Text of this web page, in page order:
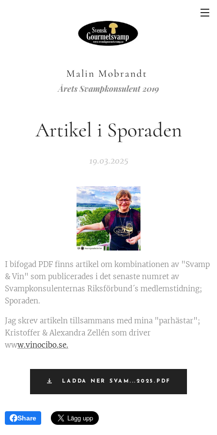
Malin Mobrandt
Årets Svampkonsulent 2019
Artikel i Sporaden
19.03.2025
I bifogad PDF finns artikel om kombinationen av "Svamp
& Vin" som publicerades i det senaste numret av
Svampkonsulenternas Riksförbund´s medlemstidning;
Sporaden.
Jag skrev artikeln tillsammans med mina "parhästar";
Kristoffer & Alexandra Zellén som driver
www.vinocibo.se.
LADDA NER SVAM...2025.PDF
Share